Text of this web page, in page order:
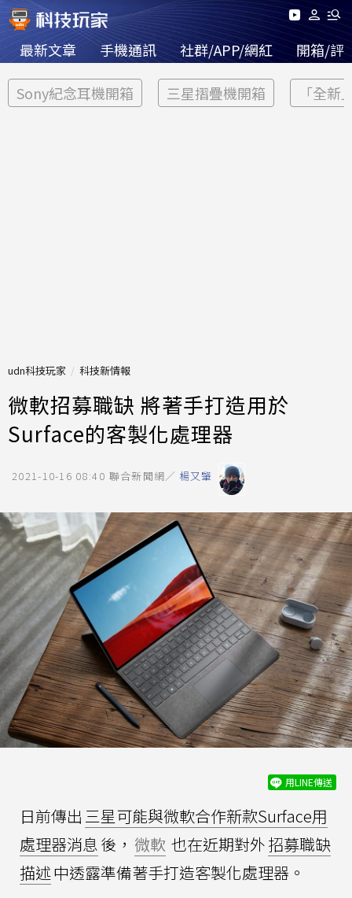
最新文章 手機通訊 社群/APP/網紅 開箱/評
Sony紀念耳機開箱 三星摺疊機開箱 「全新
udn科技玩家 科技新情報
微軟招募職缺 將著手打造用於
Surface的客製化處理器
2021-10-16 08:40 聯合新聞網／ 楊又肇
用LINE傳送
日前傳出 三星可能與微軟合作新款Surface用
處理器消息 後， 微軟 也在近期對外招募職缺
描述中透露準備著手打造客製化處理器。